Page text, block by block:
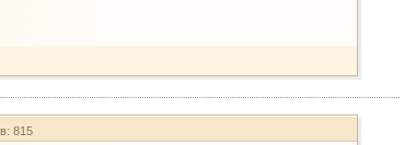
815